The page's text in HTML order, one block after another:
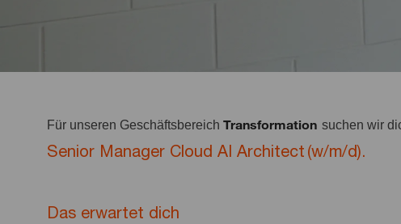
Für unseren Geschäftsbereich Transformation suchen wir
Senior Manager Cloud AI Architect (w/m/d).
Das erwartet dich